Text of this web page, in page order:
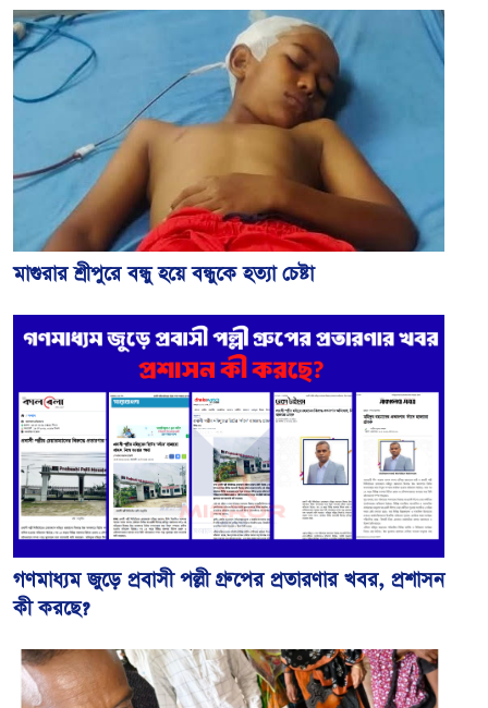
মাগুরার শ্রীপুরে বন্ধু হয়ে বন্ধুকে হত্যা চেষ্টা
গণমাধ্যম জুড়ে প্রবাসী পল্লী গ্রুপের প্রতারণার খবর, প্রশাসন
কী করছে?